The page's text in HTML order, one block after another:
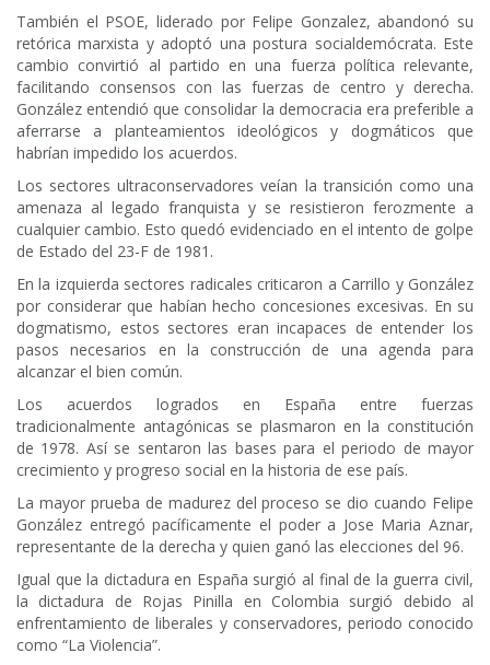
También el PSOE, liderado por Felipe Gonzalez, abandonó su
retórica marxista y adoptó una postura socialdemócrata. Este
cambio convirtió al partido en una fuerza política relevante,
facilitando consensos con las fuerzas de centro y derecha.
González entendió que consolidar la democracia era preferible a
aferrarse a planteamientos ideológicos y dogmáticos que
habrían impedido los acuerdos.
Los sectores ultraconservadores veían la transición como una
amenaza al legado franquista y se resistieron ferozmente a
cualquier cambio. Esto quedó evidenciado en el intento de golpe
de Estado del 23-F de 1981.
En la izquierda sectores radicales criticaron a Carrillo y González
por considerar que habían hecho concesiones excesivas. En su
dogmatismo, estos sectores eran incapaces de entender los
pasos necesarios en la construcción de una agenda para
alcanzar el bien común.
Los acuerdos logrados en España entre fuerzas
tradicionalmente antagónicas se plasmaron en la constitución
de 1978. Así se sentaron las bases para el periodo de mayor
crecimiento y progreso social en la historia de ese país.
La mayor prueba de madurez del proceso se dio cuando Felipe
González entregó pacíficamente el poder a Jose Maria Aznar,
representante de la derecha y quien ganó las elecciones del 96.
Igual que la dictadura en España surgió al final de la guerra civil,
la dictadura de Rojas Pinilla en Colombia surgió debido al
enfrentamiento de liberales y conservadores, periodo conocido
como “La Violencia”.